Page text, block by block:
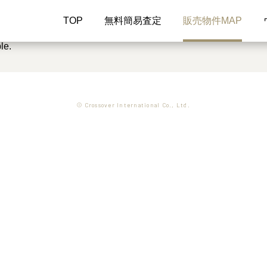
TOP 無料簡易査定 販売物件MAP
© Crossover International Co., Ltd.